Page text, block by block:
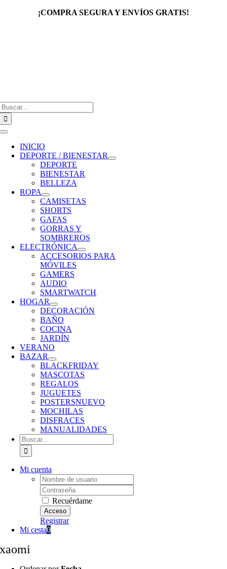
¡COMPRA SEGURA Y ENVÍOS GRATIS!
Toggle
Navigation
INICIO
DEPORTE / BIENESTAR
DEPORTE
BIENESTAR
BELLEZA
ROPA
CAMISETAS
SHORTS
GAFAS
GORRAS Y
SOMBREROS
ELECTRÓNICA
ACCESORIOS PARA
MÓVILES
GAMERS
AUDIO
SMARTWATCH
HOGAR
DECORACIÓN
BAÑO
COCINA
JARDÍN
VERANO
BAZAR
BLACKFRIDAY
MASCOTAS
REGALOS
JUGUETES
POSTERSNUEVO
MOCHILAS
DISFRACES
MANUALIDADES
Buscar:
Mi cuenta
Username:
Password:
Recuérdame
Registrar
Mi cesta0
xaomi